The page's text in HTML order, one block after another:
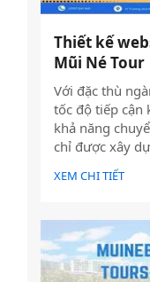
Thiết kế
Mũi Né Tour
Với đặc thù
tốc độ tiếp cận
khả năng
chỉ được xây
giới thiệu
hướng trở
XEM CHI TIẾT